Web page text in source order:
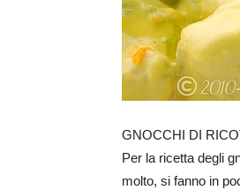
GNOCCHI DI
Per la ricetta degli
molto, si fanno in